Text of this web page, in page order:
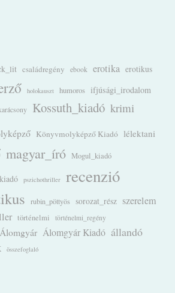
családregény ebook erotika erotikus
holokauszt humoros ifjúsági_irodalom
Kossuth_kiadó krimi
Könyvmolyképző Kiadó lélektani
magyar_író Mogul_kiadó
pszichothriller recenzió
rubin_pöttyös sorozat_rész szerelem
történelmi
történelmi_regény
Álomgyár Álomgyár Kiadó állandó
összefoglaló